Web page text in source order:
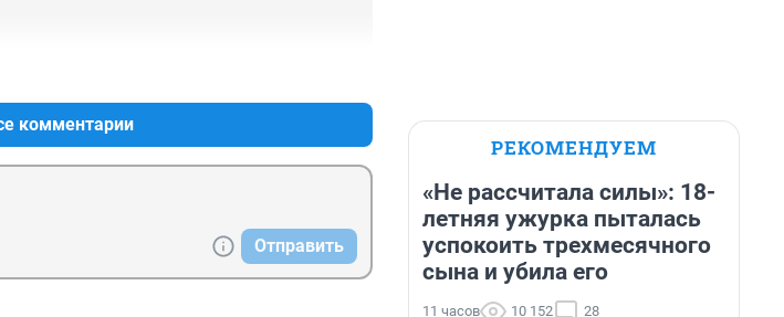
комментарии
Отправить
РЕКОМЕНДУЕМ
«Не рассчитала силы»: 18-
летняя ужурка пыталась
успокоить трехмесячного
сына и убила его
11 часов 10 152 28